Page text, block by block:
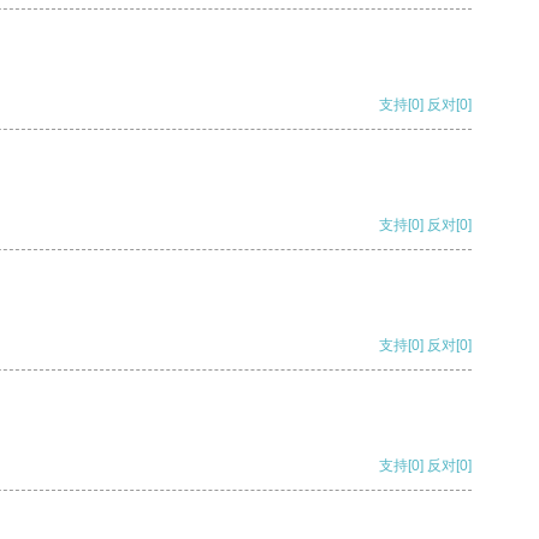
支持[0] 反对[0]
支持[0] 反对[0]
支持[0] 反对[0]
支持[0] 反对[0]